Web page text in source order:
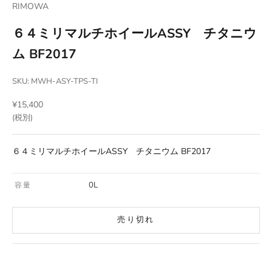
RIMOWA
６４ミリマルチホイールASSY チタニウ
ム BF2017
SKU: MWH-ASY-TPS-TI
セール価格
¥15,400
(税別)
６４ミリマルチホイールASSY チタニウム BF2017
容量 0L
売り切れ